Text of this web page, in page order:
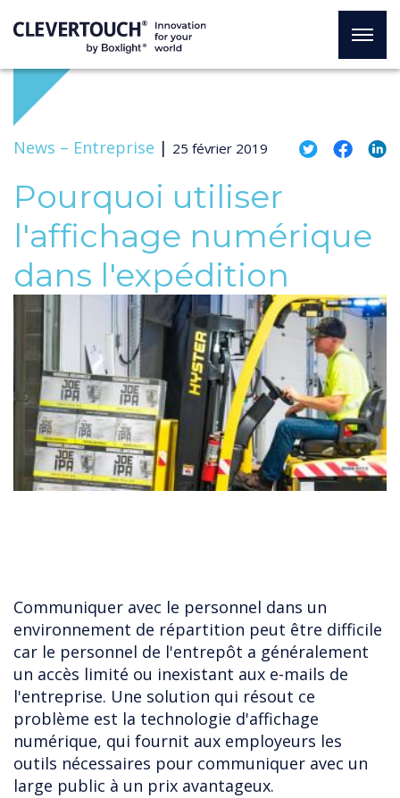
News – Entreprise | 25 février 2019
Pourquoi utiliser
l'affichage numérique
dans l'expédition
Communiquer avec le personnel dans un
environnement de répartition peut être difficile
car le personnel de l'entrepôt a généralement
un accès limité ou inexistant aux e-mails de
l'entreprise. Une solution qui résout ce
problème est la technologie d'affichage
numérique, qui fournit aux employeurs les
outils nécessaires pour communiquer avec un
large public à un prix avantageux.